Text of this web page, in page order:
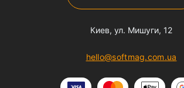
Киев, ул. Мишуги, 12
hello@softmag.com.ua